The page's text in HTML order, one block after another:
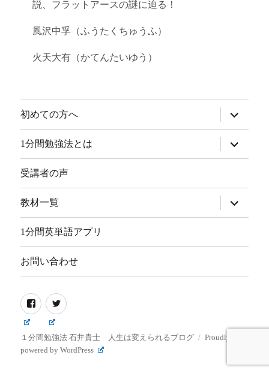
説、フラットアースの謎に迫る！
風沢中孚（ふうたくちゅうふ）
火天大有（かてんたいゆう）
初めての方へ
ブ
メ
ニ
ュ
ー
開
1分間勉強法とは
ブ
メ
ー
を
展
開
受講者の声
教材一覧
ブ
メ
ー
開
1分間英単語アプリ
お問い合わせ
FacebookTwitter
１分間勉強法 石井貴士 人生は変えられるブログ
Proudly
powered by WordPress